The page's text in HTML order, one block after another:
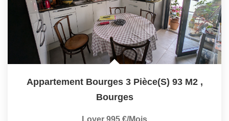
Appartement Bourges 3 Pièce(s) 93 M2 ,
Bourges